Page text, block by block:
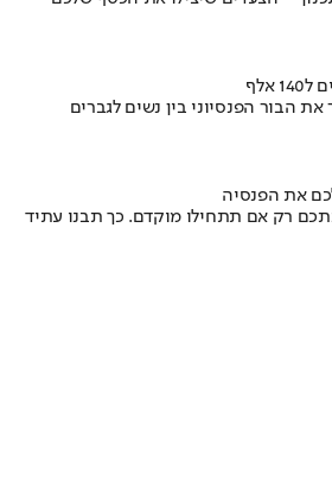
הבור הפנסיוני בין נשים לגברים
את הפנסיה
רק אם תתחילו מוקדם. כך תבנו עתיד